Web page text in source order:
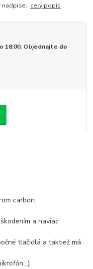
celý popis
18:00. Objednajte do
carbon.
a naviac
tlačidlá a taktiež má